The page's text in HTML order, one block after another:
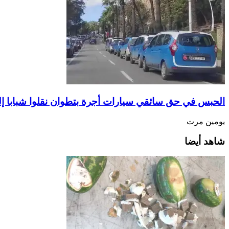
الحبس في حق سائقي سيارات أجرة بتطوان نقلوا شبابا
يومين مرت
شاهد أيضا